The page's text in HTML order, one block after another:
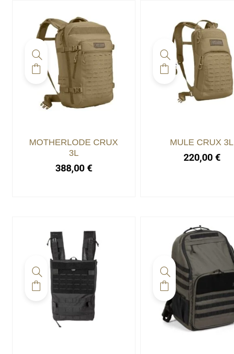
MOTHERLODE CRUX
3L
388,00 €
MULE CRUX 3L
220,00 €